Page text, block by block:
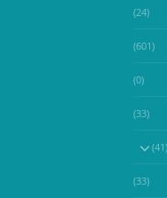
(24)
(601)
(0)
(33)
(41)
(33)